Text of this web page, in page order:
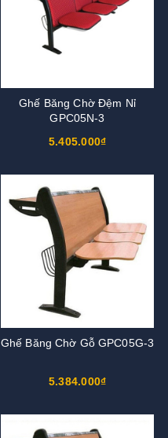
Ghế Băng Chờ Đệm Nỉ
GPC05N-3
5.405.000₫
Ghế Băng Chờ Gỗ GPC05G-3
5.384.000₫